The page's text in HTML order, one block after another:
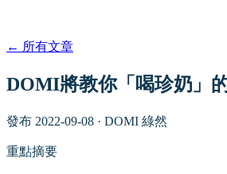
← 所有文章
DOMI將教你「喝珍奶」
發布 2022-09-08 · DOMI 綠然
重點摘要